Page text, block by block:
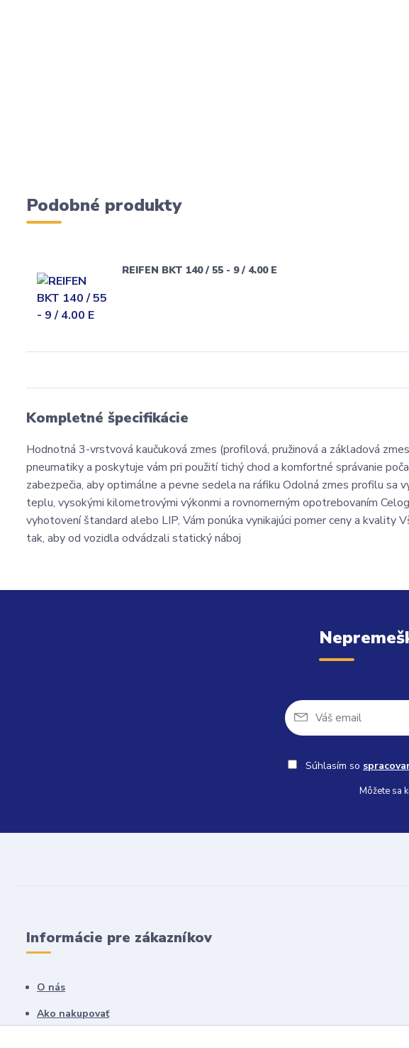
Podobné produkty
REIFEN BKT 140 / 55 - 9 / 4.00 E
Kompletné špecifikácie
Hodnotná 3-vrstvová kaučuková zmes (profilová, pružinová a základová
pneumatiky a poskytuje vám pri použití tichý chod a komfortné správanie
zabezpečia, aby optimálne a pevne sedela na ráfiku Odolná zmes profilu sa
teplu, vysokými kilometrovými výkonmi a rovnomerným opotrebovaním
vyhotovení štandard alebo LIP, Vám ponúka vynikajúci pomer ceny a
tak, aby od vozidla odvádzali statický náboj
Súhlasím so
Môžete sa
Informácie pre zákazníkov
O nás
Ako nakupovať